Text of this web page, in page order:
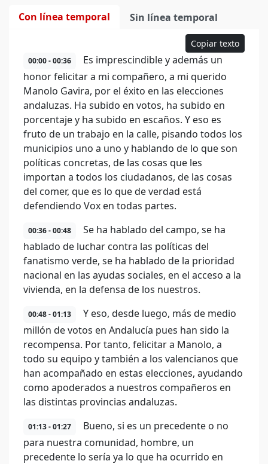
Con línea temporal Sin línea temporal
Copiar texto
00:00 - 00:36
Es imprescindible y además un
honor felicitar a mi compañero, a mi querido
Manolo Gavira, por el éxito en las elecciones
andaluzas. Ha subido en votos, ha subido en
porcentaje y ha subido en escaños. Y eso es
fruto de un trabajo en la calle, pisando todos los
municipios uno a uno y hablando de lo que son
políticas concretas, de las cosas que les
importan a todos los ciudadanos, de las cosas
del comer, que es lo que de verdad está
defendiendo Vox en todas partes.
00:36 - 00:48
Se ha hablado del campo, se ha
hablado de luchar contra las políticas del
fanatismo verde, se ha hablado de la prioridad
nacional en las ayudas sociales, en el acceso a la
vivienda, en la defensa de los nuestros.
00:48 - 01:13
Y eso, desde luego, más de medio
millón de votos en Andalucía pues han sido la
recompensa. Por tanto, felicitar a Manolo, a
todo su equipo y también a los valencianos que
han acompañado en estas elecciones, ayudando
como apoderados a nuestros compañeros en
las distintas provincias andaluzas.
01:13 - 01:27
Bueno, si es un precedente o no
para nuestra comunidad, hombre, un
precedente lo sería ya lo que ha ocurrido en